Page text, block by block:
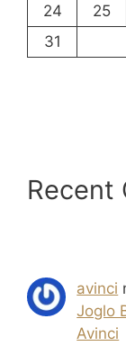
24
25
31
Recent
avinci
Joglo
Avinci